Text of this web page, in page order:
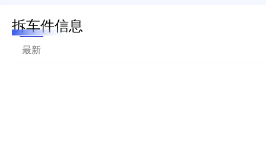
拆车件信息
最新